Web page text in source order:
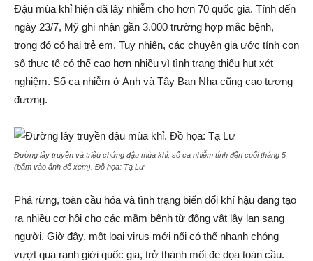
Đậu mùa khỉ hiện đã lây nhiễm cho hơn 70 quốc gia. Tính đến
ngày 23/7, Mỹ ghi nhận gần 3.000 trường hợp mắc bệnh,
trong đó có hai trẻ em. Tuy nhiên, các chuyên gia ước tính con
số thực tế có thể cao hơn nhiều vì tình trạng thiếu hụt xét
nghiệm. Số ca nhiễm ở Anh và Tây Ban Nha cũng cao tương
đương.
Đường lây truyền và triệu chứng đậu mùa khỉ, số ca nhiễm tính đến cuối tháng 5
(bấm vào ảnh để xem). Đồ họa: Tạ Lư
Phá rừng, toàn cầu hóa và tình trạng biến đổi khí hậu đang tạo
ra nhiều cơ hội cho các mầm bệnh từ động vật lây lan sang
người. Giờ đây, một loại virus mới nổi có thể nhanh chóng
vượt qua ranh giới quốc gia, trở thành mối đe dọa toàn cầu.